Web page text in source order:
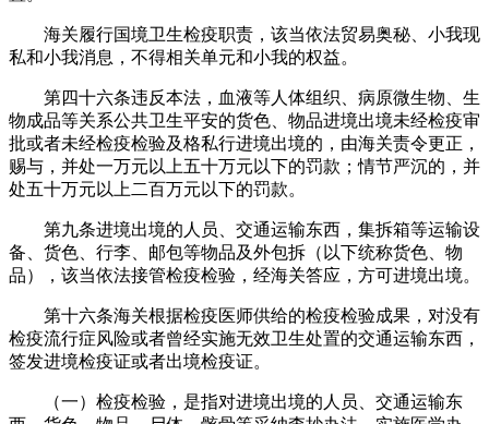
海关履行国境卫生检疫职责，该当依法贸易奥秘、小我现
私和小我消息，不得相关单元和小我的权益。
第四十六条违反本法，血液等人体组织、病原微生物、生
物成品等关系公共卫生平安的货色、物品进境出境未经检疫审
批或者未经检疫检验及格私行进境出境的，由海关责令更正，
赐与，并处一万元以上五十万元以下的罚款；情节严沉的，并
处五十万元以上二百万元以下的罚款。
第九条进境出境的人员、交通运输东西，集拆箱等运输设
备、货色、行李、邮包等物品及外包拆（以下统称货色、物
品），该当依法接管检疫检验，经海关答应，方可进境出境。
第十六条海关根据检疫医师供给的检疫检验成果，对没有
检疫流行症风险或者曾经实施无效卫生处置的交通运输东西，
签发进境检疫证或者出境检疫证。
（一）检疫检验，是指对进境出境的人员、交通运输东